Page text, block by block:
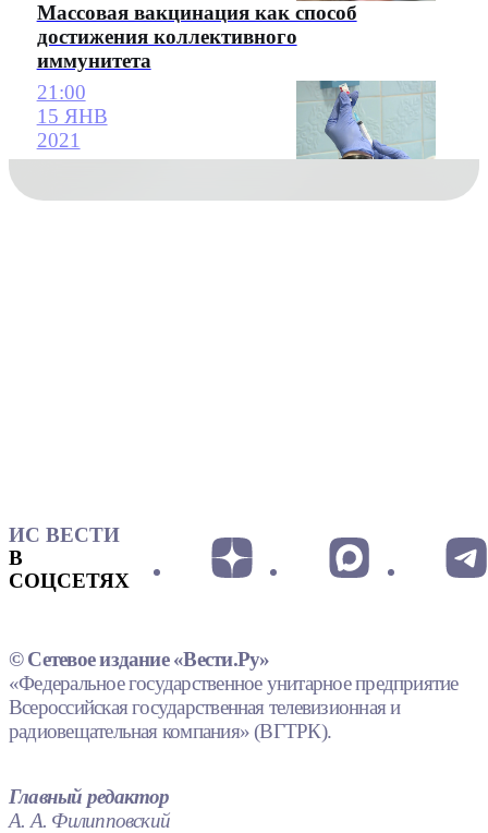
Массовая вакцинация как способ
достижения коллективного
иммунитета
21:00
15 ЯНВ
2021
ИС ВЕСТИ
В
СОЦСЕТЯХ
© Сетевое издание «Вести.Ру»
«Федеральное государственное унитарное предприятие
Всероссийская государственная телевизионная и
радиовещательная компания» (ВГТРК).
Главный редактор
А. А. Филипповский